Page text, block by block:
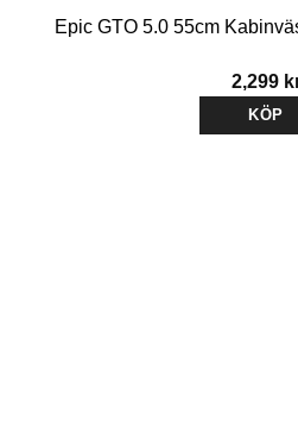
Epic GTO 5.0 55cm
2,299
KÖP